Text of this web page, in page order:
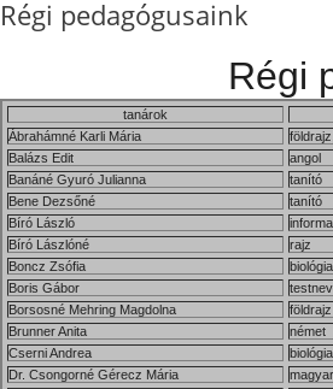
Régi pedagógusaink
Régi
tanárok
Ábrahámné Karli Mária
Balázs Edit
angol
Banáné Gyuró Julianna
tanító
Bene Dezsőné
tanító
Bíró László
Bíró Lászlóné
rajz
Boncz Zsófia
biológia
Boris Gábor
Borsosné Mehring Magdolna
földrajz
Brunner Anita
német
Cserni Andrea
Dr. Csongorné Gérecz Mária